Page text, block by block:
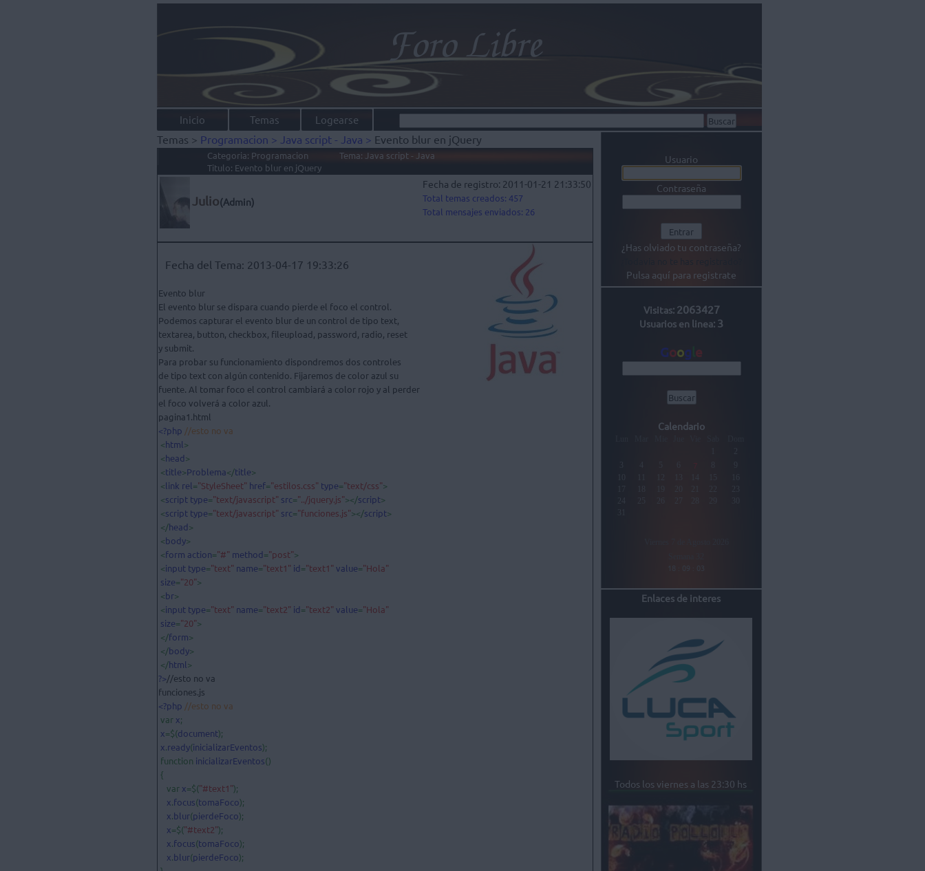
Inicio Temas Logearse
Temas > Programacion > Java script - Java > Evento blur en jQuery
			Categoria: Programacion		Tema: Java script - Java
			Titulo: Evento blur en jQuery
Julio(Admin)
Fecha de registro: 2011-01-21 21:33:50
Total temas creados: 457
Total mensajes enviados: 26
Fecha del Tema: 2013-04-17 19:33:26
Evento blur
El evento blur se dispara cuando pierde el foco el control.
Podemos capturar el evento blur de un control de tipo text,
textarea, button, checkbox, fileupload, password, radio, reset
y submit.
Para probar su funcionamiento dispondremos dos controles
de tipo text con algún contenido. Fijaremos de color azul su
fuente. Al tomar foco el control cambiará a color rojo y al perder
el foco volverá a color azul.
<?php //esto no va
<html>
<head>
<title>Problema</title>
<link rel="StyleSheet" href="estilos.css" type="text/css">
<script type="text/javascript" src="../jquery.js"></script>
<script type="text/javascript" src="funciones.js"></script>
</head>
<body>
<form action="#" method="post">
<input type="text" name="text1" id="text1" value="Hola"
size="20">
<br>
<input type="text" name="text2" id="text2" value="Hola"
size="20">
</form>
</body>
</html
?>//esto no va
<?php //esto no va
var x;
x=$(document);
x.ready(inicializarEventos);
function inicializarEventos()
{
    var
x=$("#text1");
x.focus(tomaFoco);
x.blur(pierdeFoco);
x=$("#text2");
x.focus(tomaFoco);
x.blur(pierdeFoco);
Usuario
Contraseña
¿Has olviado tu contraseña?
Pulsa aquí para registrate
Visitas: 2063427
Usuarios en linea: 3
Goog e
Calendario
7
Enlaces de interes
Todos los viernes a las 23:30 hs